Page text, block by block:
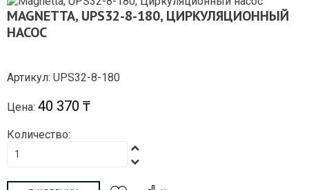
MAGNETTA, UPS32-8-180, ЦИРКУЛЯЦИОННЫЙ
НАСОС
Артикул: UPS32-8-180
Цена: 40 370 ₸
Количество: